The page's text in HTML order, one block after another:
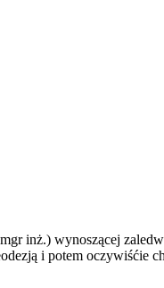
inż.) wynoszącej
i potem oczywiśćie